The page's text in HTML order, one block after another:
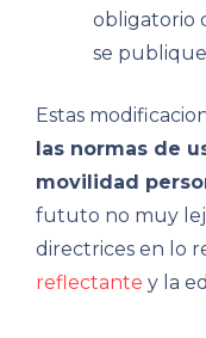
obligatorio
se
Estas
las normas de
movilidad
fututo no muy
directrices en lo
reflectante y la